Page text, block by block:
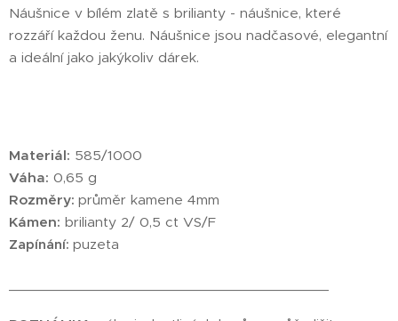
Náušnice v bílém zlatě s brilianty - náušnice, které
rozzáří každou ženu. Náušnice jsou nadčasové, elegantní
a ideální jako jakýkoliv dárek.
Materiál: 585/1000
Váha: 0,65 g
Rozměry: průměr kamene 4mm
Kámen: brilianty 2/ 0,5 ct VS/F
Zapínání: puzeta